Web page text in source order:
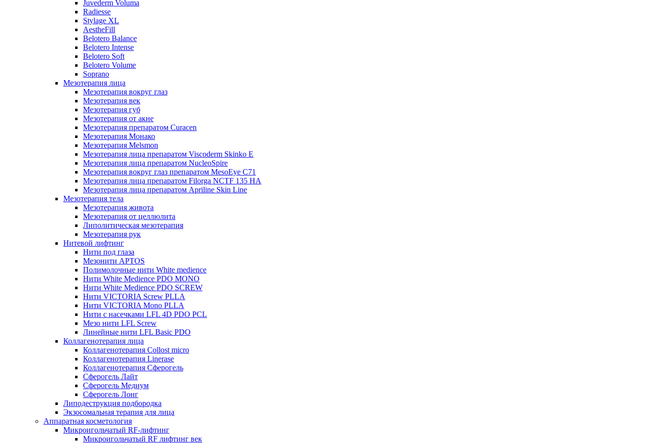
Juvederm Voluma
Radiesse
Stylage XL
AestheFill
Belotero Balance
Belotero Intense
Belotero Soft
Belotero Volume
Soprano
Мезотерапия лица
Мезотерапия вокруг глаз
Мезотерапия век
Мезотерапия губ
Мезотерапия от акне
Мезотерапия препаратом Curacen
Мезотерапия Монако
Мезотерапия Melsmon
Мезотерапия лица препаратом Viscoderm Skinko E
Мезотерапия лица препаратом NucleoSpire
Мезотерапия вокруг глаз препаратом MesoEye С71
Мезотерапия лица препаратом Filorga NCTF 135 HA
Мезотерапия лица препаратом Apriline Skin Line
Мезотерапия тела
Мезотерапия живота
Мезотерапия от целлюлита
Липолитическая мезотерапия
Мезотерапия рук
Нитевой лифтинг
Нити под глаза
Мезонити APTOS
Полимолочные нити White medience
Нити White Medience PDO MONO
Нити White Medience PDO SCREW
Нити VICTORIA Screw PLLA
Нити VICTORIA Mono PLLA
Нити с насечками LFL 4D PDO PCL
Мезо нити LFL Screw
Линейные нити LFL Basic PDO
Коллагенотерапия лица
Коллагенотерапия Collost micro
Коллагенотерапия Linerase
Коллагенотерапия Сферогель
Сферогель Лайт
Сферогель Медиум
Сферогель Лонг
Липодеструкция подбородка
Экзосомальная терапия для лица
Аппаратная косметология
Микроигольчатый RF-лифтинг
Микроигольчатый RF лифтинг век